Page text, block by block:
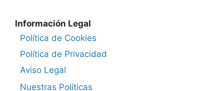
Información Legal
Política de Cookies
Política de Privacidad
Aviso Legal
Nuestras Políticas